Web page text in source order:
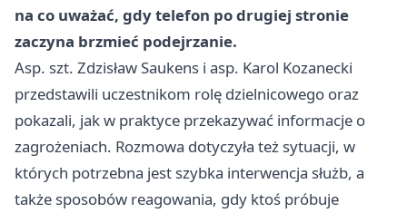
na co uważać, gdy telefon po drugiej stronie
zaczyna brzmieć podejrzanie.
Asp. szt. Zdzisław Saukens i asp. Karol Kozanecki
przedstawili uczestnikom rolę dzielnicowego oraz
pokazali, jak w praktyce przekazywać informacje o
zagrożeniach. Rozmowa dotyczyła też sytuacji, w
których potrzebna jest szybka interwencja służb, a
także sposobów reagowania, gdy ktoś próbuje